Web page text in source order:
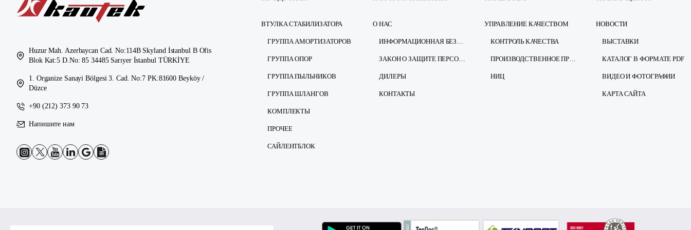
Huzur Mah. Azerbaycan Cad. No:114B Skyland İstanbul B Ofis
Blok Kat:5 D.No: 85 34485 Sarıyer İstanbul TÜRKİYE
1. Organize Sanayi Bölgesi 3. Cad. No:7 PK:81600 Beyköy /
Düzce
+90 (212) 373 90 73
Напишите нам
ВТУЛКА СТАБИЛИЗАТОРА
ГРУППА АМОРТИЗАТОРОВ
ГРУППА ОПОР
ГРУППА ПЫЛЬНИКОВ
ГРУППА ШЛАНГОВ
КОМПЛЕКТЫ
ПРОЧЕЕ
САЙЛЕНТБЛОК
О НАС
ИНФОРМАЦИОННАЯ БЕЗОПАСНОСТЬ
ЗАКОН О ЗАЩИТЕ ПЕРСОНАЛЬНЫХ ДАННЫХ
ДИЛЕРЫ
КОНТАКТЫ
УПРАВЛЕНИЕ КАЧЕСТВОМ
КОНТРОЛЬ КАЧЕСТВА
ПРОИЗВОДСТВЕННОЕ ПРЕДПРИЯТИЕ
НИЦ
НОВОСТИ
ВЫСТАВКИ
КАТАЛОГ В ФОРМАТЕ PDF
ВИДЕО И ФОТОГРАФИИ
КАРТА САЙТА